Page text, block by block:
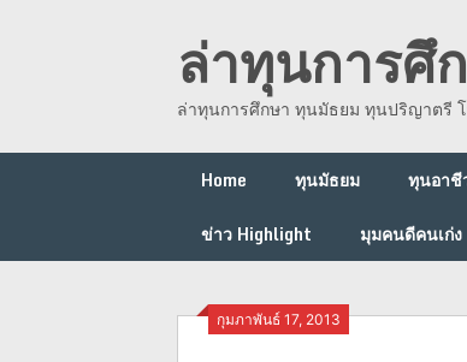
ล่าทุนการศึ
ล่าทุนการศึกษา ทุนมัธยม ทุนปริญาตรี โ
Home ทุนมัธยม ทุนอาชี
ข่าว Highlight
มุมคนดีคนเก่ง
กุมภาพันธ์ 17, 2013